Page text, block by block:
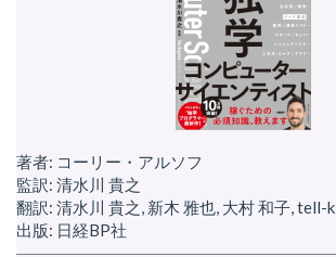
著者: コーリー・アルソフ
監訳: 清水川 貴之
翻訳: 清水川 貴之, 新木 雅也, 大村 和子, tell-k
出版: 日経BP社